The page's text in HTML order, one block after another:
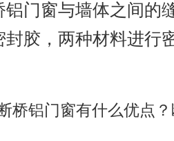
铝门窗与墙体之间的
封胶，两种材料进行
桥铝门窗有什么优点